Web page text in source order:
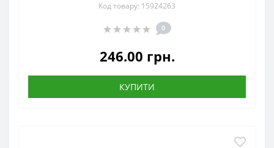
Код товару: 15924263
0
246.00 грн.
КУПИТИ